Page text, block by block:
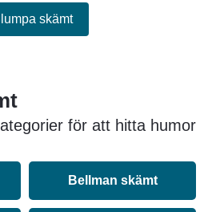
skämt
för att hitta humor
Bellman skämt